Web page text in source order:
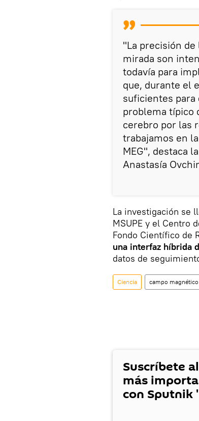
"La precisión
mirada son
todavía para
que, durante el
suficientes para
problema típico
cerebro por las
trabajamos en
MEG", destaca
Anastasía
La investigación se
MSUPE y el Centro
Fondo Científico de
una interfaz híbrida
datos de
Ciencia campo magnético
Suscríbete
más
con Sputnik '